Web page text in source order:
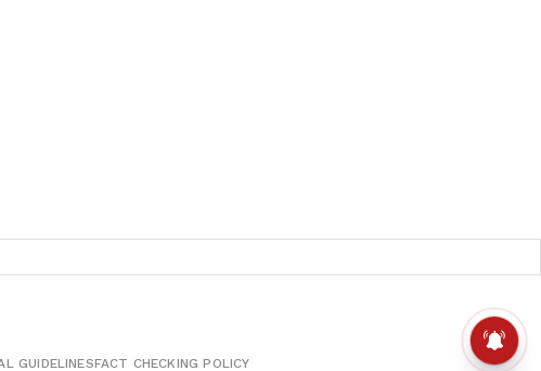
GUIDELINESFACT CHECKING POLICY